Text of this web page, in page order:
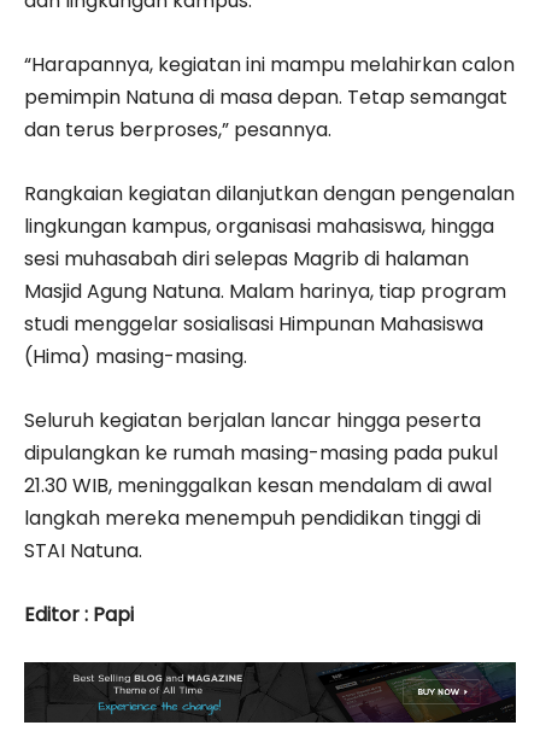
“Harapannya, kegiatan ini mampu melahirkan calon
pemimpin Natuna di masa depan. Tetap semangat
dan terus berproses,” pesannya.
Rangkaian kegiatan dilanjutkan dengan pengenalan
lingkungan kampus, organisasi mahasiswa, hingga
sesi muhasabah diri selepas Magrib di halaman
Masjid Agung Natuna. Malam harinya, tiap program
studi menggelar sosialisasi Himpunan Mahasiswa
(Hima) masing-masing.
Seluruh kegiatan berjalan lancar hingga peserta
dipulangkan ke rumah masing-masing pada pukul
21.30 WIB, meninggalkan kesan mendalam di awal
langkah mereka menempuh pendidikan tinggi di
STAI Natuna.
Editor : Papi